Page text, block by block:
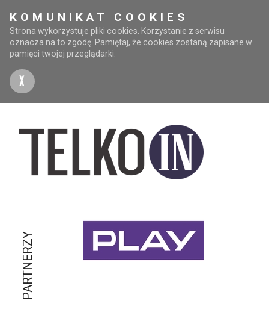
KOMUNIKAT COOKIES
Strona wykorzystuje pliki cookies. Korzystanie z serwisu
oznacza na to zgodę. Pamiętaj, że cookies zostaną zapisane w
pamięci twojej przeglądarki.
X
PARTNERZY